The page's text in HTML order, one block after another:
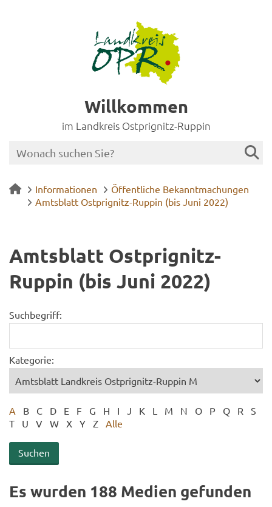
Willkommen
im Landkreis Ostprignitz-Ruppin
Informationen
Öffentliche Bekanntmachungen
Amtsblatt Ostprignitz-Ruppin (bis Juni 2022)
Amts­blatt Ostprignitz-​
Ruppin (bis Juni 2022)
Suchbegriff:
Kategorie:
A B C D E F G H I J K L M N O P Q R
S
T
U V W X Y Z Alle
Es wur­den 188 Me­di­en ge­fun­den